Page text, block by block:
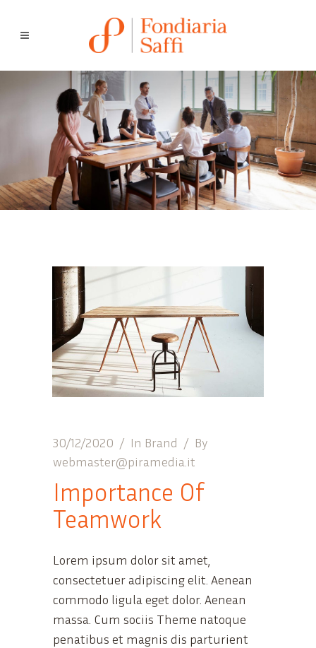
30/12/2020 In Brand
By
webmaster@piramedia.it
Importance Of
Teamwork
Lorem ipsum dolor sit amet,
consectetuer adipiscing elit. Aenean
commodo ligula eget dolor. Aenean
massa. Cum sociis Theme natoque
penatibus et magnis dis parturient